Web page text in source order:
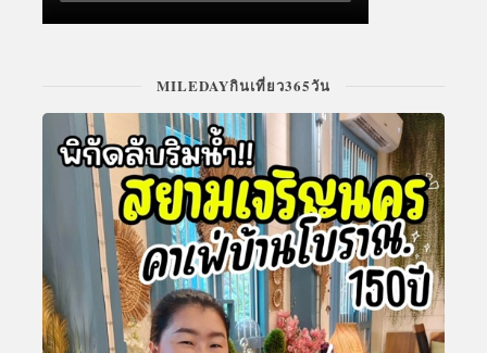
MILEDAYกินเที่ยว365วัน